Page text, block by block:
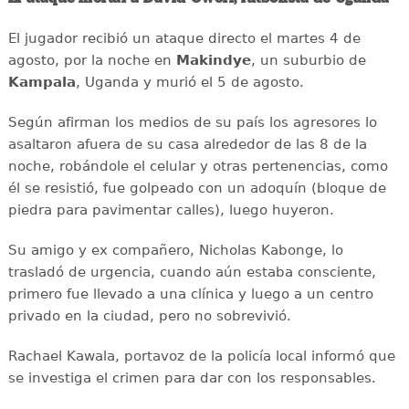
El jugador recibió un ataque directo el martes 4 de
agosto, por la noche en Makindye, un suburbio de
Kampala, Uganda y murió el 5 de agosto.
Según afirman los medios de su país los agresores lo
asaltaron afuera de su casa alrededor de las 8 de la
noche, robándole el celular y otras pertenencias, como
él se resistió, fue golpeado con un adoquín (bloque de
piedra para pavimentar calles), luego huyeron.
Su amigo y ex compañero, Nicholas Kabonge, lo
trasladó de urgencia, cuando aún estaba consciente,
primero fue llevado a una clínica y luego a un centro
privado en la ciudad, pero no sobrevivió.
Rachael Kawala, portavoz de la policía local informó que
se investiga el crimen para dar con los responsables.